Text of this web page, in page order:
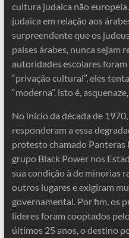
cultura judaica não
judaica em relação aos
surpreendente que os
países árabes, nunca sejam
autoridades escolares foram
“privação cultural”, eles
“moderna”, isto é,
No início da década de
responderam a essa
protesto chamado Panteras
grupo Black Power nos
sua condição à de minorias
outros lugares e exigiram
governamental. Por fim, os
líderes foram cooptados
últimos 25 anos, o destino